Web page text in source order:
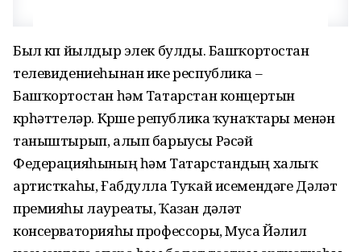
Был күп йылдыр элек булды. Башҡортостан
телевидениеһынан ике республика –
Башҡортостан һәм Татарстан концертын
күрһәттеләр. Күрше република ҡунаҡтары менән
таныштырып, алып барыусы Рәсәй
Федерацияһының һәм Татарстандың халыҡ
артисткаһы, Ғабдулла Туҡай исемендәге Дәүләт
премияһы лауреаты, Ҡазан дәүләт
консерваторияһы профессоры, Муса Йәлил